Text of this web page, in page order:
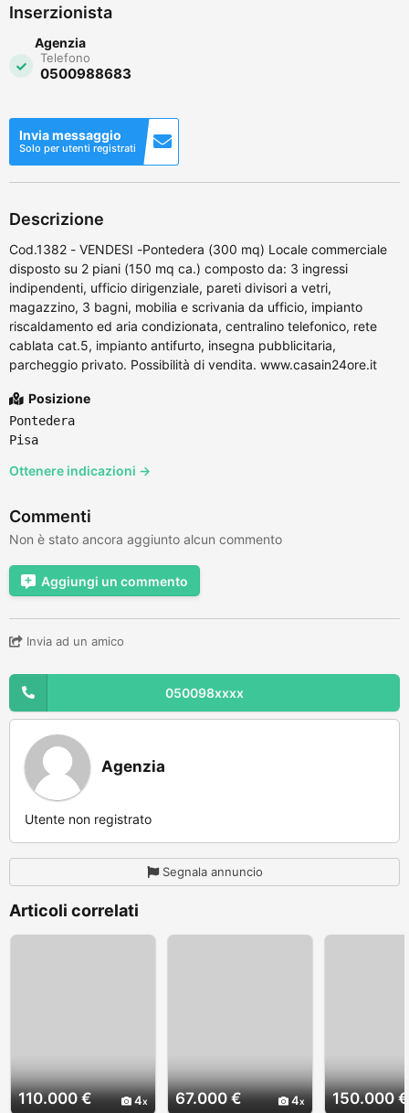
Inserzionista
Agenzia
Telefono
0500988683
Invia messaggio
Solo per utenti registrati
Descrizione
Cod.1382 - VENDESI -Pontedera (300 mq) Locale commerciale
disposto su 2 piani (150 mq ca.) composto da: 3 ingressi
indipendenti, ufficio dirigenziale, pareti divisori a vetri,
magazzino, 3 bagni, mobilia e scrivania da ufficio, impianto
riscaldamento ed aria condizionata, centralino telefonico, rete
cablata cat.5, impianto antifurto, insegna pubblicitaria,
parcheggio privato. Possibilità di vendita. www.casain24ore.it
Posizione
Pontedera
Pisa
Ottenere indicazioni →
Commenti
Non è stato ancora aggiunto alcun commento
Aggiungi un commento
Invia ad un amico
050098xxxx
Agenzia
Utente non registrato
Segnala annuncio
Articoli correlati
110.000 € 4 67.000 € 4 150.000 €